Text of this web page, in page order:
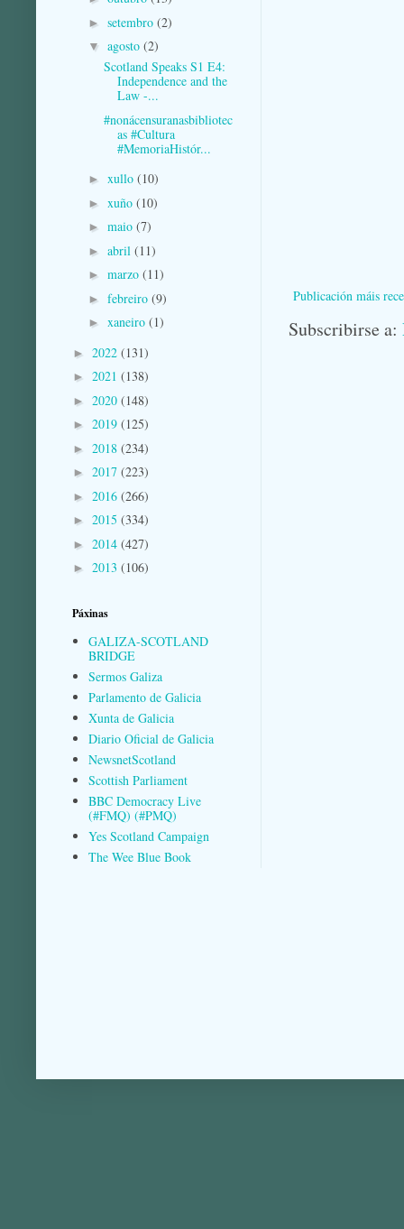
Publicación máis
Subscribirse a:
► setembro (2)
▼ agosto (2)
Scotland Speaks S1 E4:
Independence and the
Law -...
#nonácensuranasbibliotec
as #Cultura
#MemoriaHistór...
► xullo (10)
► xuño (10)
► maio (7)
► abril (11)
► marzo (11)
► febreiro (9)
► xaneiro (1)
► 2022 (131)
► 2021 (138)
► 2020 (148)
► 2019 (125)
► 2018 (234)
► 2017 (223)
► 2016 (266)
► 2015 (334)
► 2014 (427)
► 2013 (106)
Páxinas
GALIZA-SCOTLAND
BRIDGE
Sermos Galiza
Parlamento de Galicia
Xunta de Galicia
Diario Oficial de Galicia
NewsnetScotland
Scottish Parliament
BBC Democracy Live
(#FMQ) (#PMQ)
Yes Scotland Campaign
The Wee Blue Book